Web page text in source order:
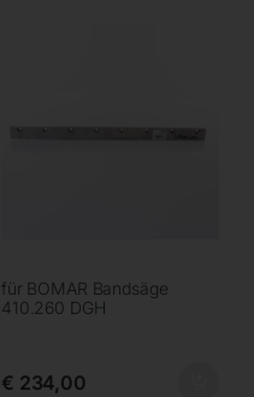
für BOMAR Bandsäge
410.260 DGH
€ 234,00